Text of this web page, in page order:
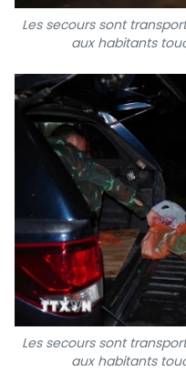
Les secours sont
aux habitants
Les secours sont
aux habitants